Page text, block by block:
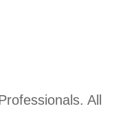
All